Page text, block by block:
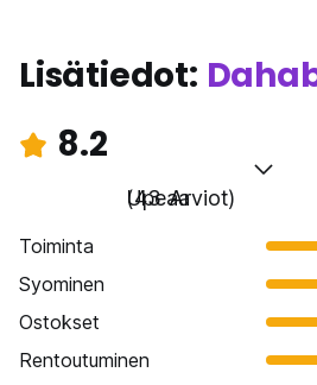
Lisätiedot:
8.2
Upeaa
(43 Arviot)
Toiminta
Syominen
Ostokset
Rentoutuminen